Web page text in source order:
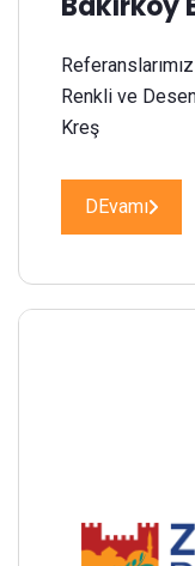
Renkli ve
Kreş
DEvamı